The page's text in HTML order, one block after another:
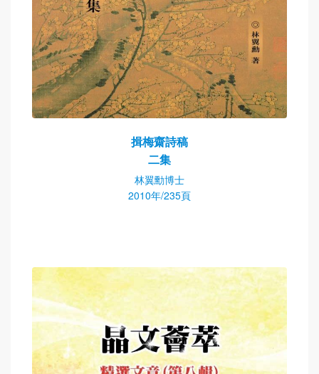
揖梅齋詩稿
二集
林翼勳博士
2010年/235頁